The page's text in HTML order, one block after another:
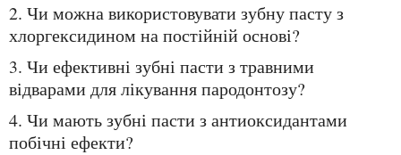
2. Чи можна використовувати зубну пасту з
хлоргексидином на постійній основі?
3. Чи ефективні зубні пасти з травними
відварами для лікування пародонтозу?
4. Чи мають зубні пасти з антиоксидантами
побічні ефекти?